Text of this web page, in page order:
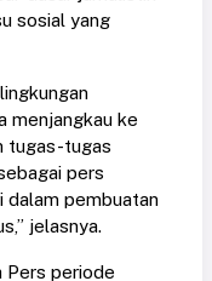
sosial yang
menjangkau ke
tugas-tugas
pers
dalam pembuatan
jelasnya.
Pers periode